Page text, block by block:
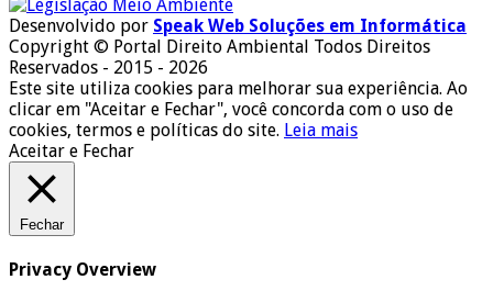
Desenvolvido por Speak Web Soluções em Informática
Copyright © Portal Direito Ambiental Todos Direitos
Reservados - 2015 - 2026
Este site utiliza cookies para melhorar sua experiência. Ao
clicar em "Aceitar e Fechar", você concorda com o uso de
cookies, termos e políticas do site. Leia mais
Aceitar e Fechar
Fechar
Privacy Overview